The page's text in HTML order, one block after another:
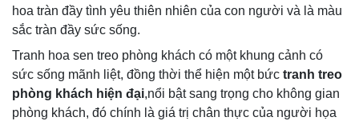
hoa tràn đầy tình yêu thiên nhiên của con người và là màu
sắc tràn đầy sức sống.
Tranh hoa sen treo phòng khách có một khung cảnh có
sức sống mãnh liệt, đồng thời thể hiện một bức tranh treo
phòng khách hiện đại,nổi bật sang trọng cho không gian
phòng khách, đó chính là giá trị chân thực của người họa